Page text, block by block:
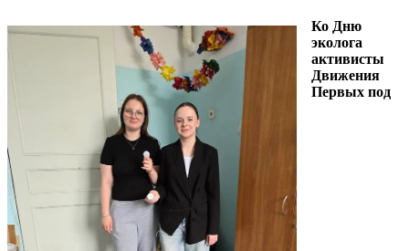
Ко Дню
эколога
активисты
Движения
Первых под